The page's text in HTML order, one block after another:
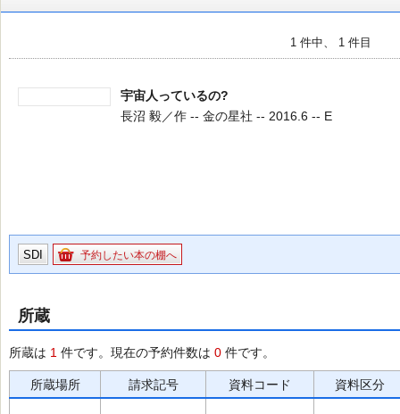
1 件中、 1 件目
宇宙人っているの?
長沼 毅／作 -- 金の星社 -- 2016.6 -- E
SDI 予約したい本の棚へ
所蔵
所蔵は 1 件です。現在の予約件数は 0 件です。
所蔵場所 請求記号 資料コード 資料区分